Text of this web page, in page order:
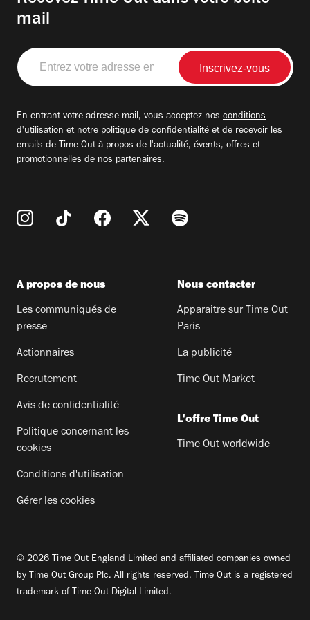
mail
Entrez
votre
adresse
En entrant votre adresse mail, vous acceptez nos conditions
d'utilisation et notre politique de confidentialité et de recevoir les
emails de Time Out à propos de l'actualité, évents, offres et
promotionnelles de nos partenaires.
A propos de nous
Les communiqués de
presse
Actionnaires
Recrutement
Avis de confidentialité
Politique concernant les
cookies
Conditions d'utilisation
Gérer les cookies
Nous contacter
Apparaitre sur Time Out
Paris
La publicité
Time Out Market
L'offre Time Out
Time Out worldwide
© 2026 Time Out England Limited and affiliated companies owned
by Time Out Group Plc. All rights reserved. Time Out is a registered
trademark of Time Out Digital Limited.